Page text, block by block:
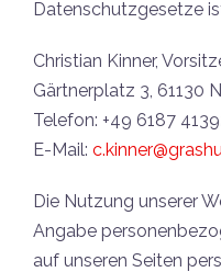
Datenschutzgesetze
Christian Kinner,
Gärtnerplatz 3, 61130
Telefon: +49 6187
E-Mail:
Die Nutzung unserer
Angabe
auf unseren Seiten